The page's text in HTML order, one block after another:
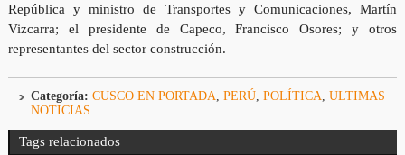
República y ministro de Transportes y Comunicaciones, Martín
Vizcarra; el presidente de Capeco, Francisco Osores; y otros
representantes del sector construcción.
Categoría: CUSCO EN PORTADA PERÚ, POLÍTICA ULTIMAS
NOTICIAS
Tags relacionados